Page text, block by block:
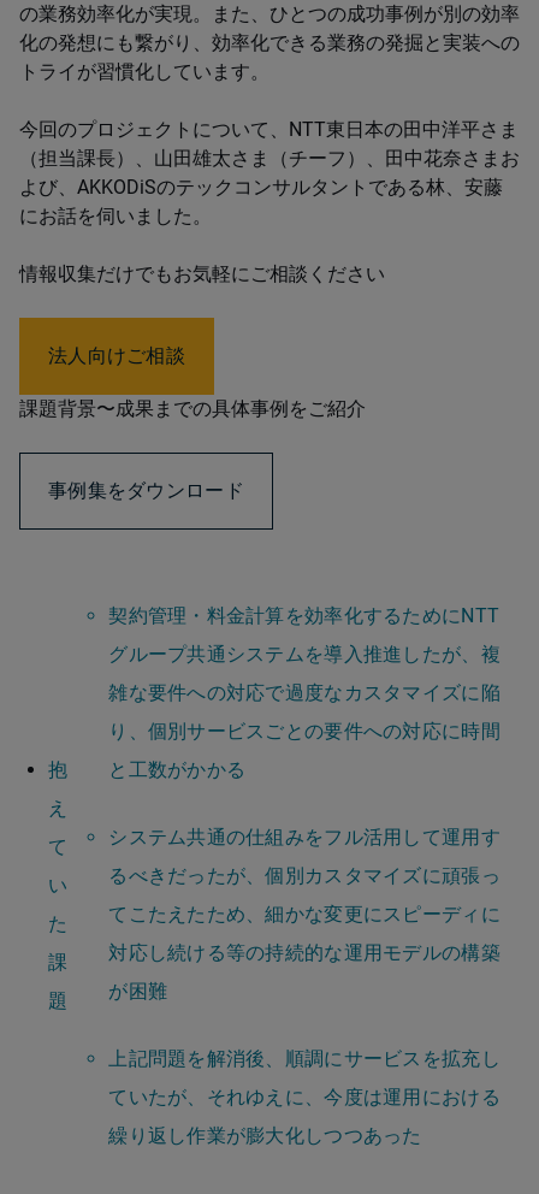
の業務効率化が実現。また、ひとつの成功事例が別の効率
化の発想にも繋がり、効率化できる業務の発掘と実装への
トライが習慣化しています。
今回のプロジェクトについて、​NTT​東日本の田中洋平さま
（担当課長）、山田雄太さま（チーフ）、田中花奈さま​​お
よび​​​、​AKKODiS​のテックコンサルタントである林、安藤​​
にお話を伺い​​​ました。​​
情報収集だけでもお気軽にご相談ください
法人向けご相談
課題背景〜成果までの具体事例をご紹介
事例集をダウンロード
抱
え
て
い
た
課
題
契約管理・料金計算を効率化するためにNTT
グループ共通システムを導入推進したが、複
雑な要件への対応で過度なカスタマイズに陥
り、個別サービスごとの要件への対応に時間
と工数がかかる
システム共通の仕組みをフル活用して運用す
るべきだったが、個別カスタマイズに頑張っ
てこたえたため、細かな変更にスピーディに
対応し続ける等の持続的な運用モデルの構築
が困難
上記問題を解消後、​​順調にサービスを拡充し
ていたが、それゆえに、今度は運用における
繰り返し作業が膨大化しつつあった